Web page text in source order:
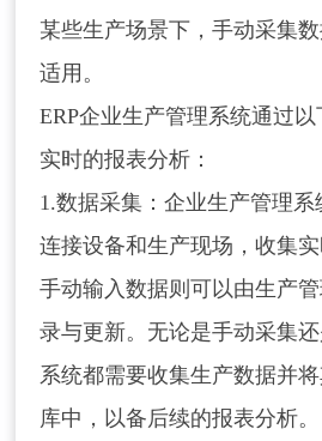
某些生产场景下，手动采集
适用。
ERP企业生产管理系统通过
实时的报表分析：
1.数据采集：企业生产管理
连接设备和生产现场，收集
手动输入数据则可以由生产
录与更新。无论是手动采集
系统都需要收集生产数据并
库中，以备后续的报表分析。